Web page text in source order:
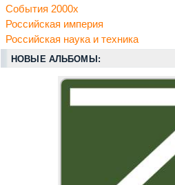
События 2000х
Российская империя
Российская наука и техника
НОВЫЕ АЛЬБОМЫ: